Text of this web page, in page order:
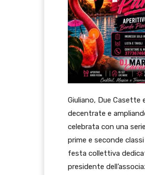
Giuliano, Due
decentrate e
celebrata con una
prime e seconde
festa collettiva
presidente